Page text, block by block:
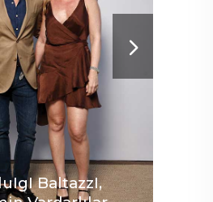
BaltazzI,